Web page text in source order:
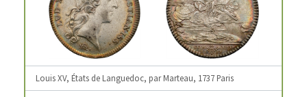
Louis XV, États de Languedoc, par Marteau, 1737 Paris